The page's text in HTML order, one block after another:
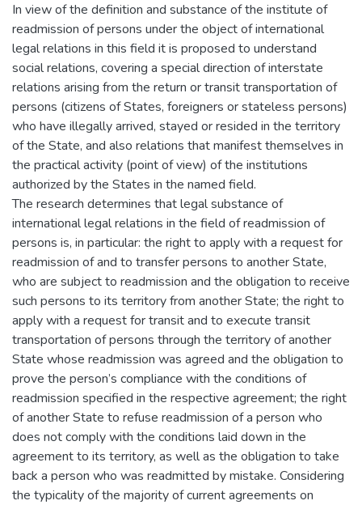
In view of the definition and substance of the institute of
readmission of persons under the object of international
legal relations in this field it is proposed to understand
social relations, covering a special direction of interstate
relations arising from the return or transit transportation of
persons (citizens of States, foreigners or stateless persons)
who have illegally arrived, stayed or resided in the territory
of the State, and also relations that manifest themselves in
the practical activity (point of view) of the institutions
authorized by the States in the named field.
The research determines that legal substance of
international legal relations in the field of readmission of
persons is, in particular: the right to apply with a request for
readmission of and to transfer persons to another State,
who are subject to readmission and the obligation to receive
such persons to its territory from another State; the right to
apply with a request for transit and to execute transit
transportation of persons through the territory of another
State whose readmission was agreed and the obligation to
prove the person’s compliance with the conditions of
readmission specified in the respective agreement; the right
of another State to refuse readmission of a person who
does not comply with the conditions laid down in the
agreement to its territory, as well as the obligation to take
back a person who was readmitted by mistake. Considering
the typicality of the majority of current agreements on